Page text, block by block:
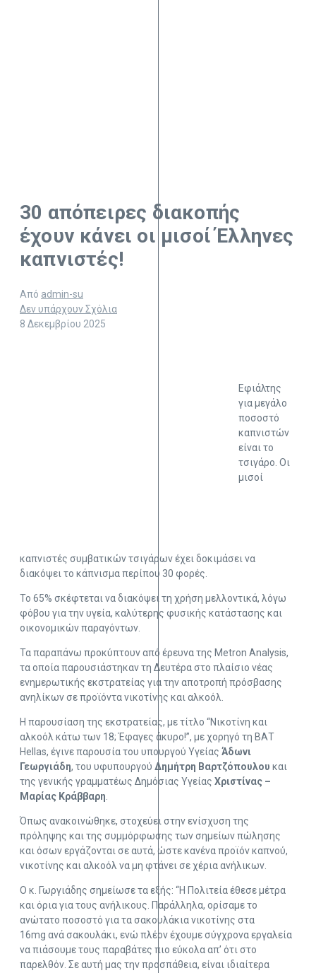
30 απόπειρες διακοπής
έχουν κάνει οι μισοί Έλληνες
καπνιστές!
Από admin-su
Δεν υπάρχουν Σχόλια
8 Δεκεμβρίου 2025
Εφιάλτης
για μεγάλο
ποσοστό
καπνιστών
είναι το
τσιγάρο. Οι
μισοί
καπνιστές συμβατικών τσιγάρων έχει δοκιμάσει να
διακόψει το κάπνισμα περίπου 30 φορές.
Το 65% σκέφτεται να διακόψει τη χρήση μελλοντικά, λόγω
φόβου για την υγεία, καλύτερης φυσικής κατάστασης και
οικονομικών παραγόντων.
Τα παραπάνω προκύπτουν από έρευνα της Metron Analysis,
τα οποία παρουσιάστηκαν τη Δευτέρα στο πλαίσιο νέας
ενημερωτικής εκστρατείας για την αποτροπή πρόσβασης
ανηλίκων σε προϊόντα νικοτίνης και αλκοόλ.
Η παρουσίαση της εκστρατείας, με τίτλο “Νικοτίνη και
αλκοόλ κάτω των 18; Έφαγες άκυρο!”, με χορηγό τη ΒΑΤ
Hellas, έγινε παρουσία του υπουργού Υγείας Άδωνι
Γεωργιάδη, του υφυπουργού Δημήτρη Βαρτζόπουλου και
της γενικής γραμματέως Δημόσιας Υγείας Χριστίνας –
Μαρίας Κράββαρη.
Όπως ανακοινώθηκε, στοχεύει στην ενίσχυση της
πρόληψης και της συμμόρφωσης των σημείων πώλησης
και όσων εργάζονται σε αυτά, ώστε κανένα προϊόν καπνού,
νικοτίνης και αλκοόλ να μη φτάνει σε χέρια ανήλικων.
Ο κ. Γωργιάδης σημείωσε τα εξής: “Η Πολιτεία έθεσε μέτρα
και όρια για τους ανήλικους. Παράλληλα, ορίσαμε το
ανώτατο ποσοστό για τα σακουλάκια νικοτίνης στα
16mg ανά σακουλάκι, ενώ πλέον έχουμε σύγχρονα εργαλεία
να πιάσουμε τους παραβάτες πιο εύκολα απ’ ότι στο
παρελθόν. Σε αυτή μας την προσπάθεια, είναι ιδιαίτερα